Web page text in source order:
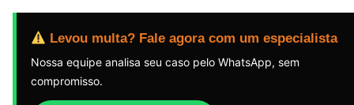
Levou multa? Fale agora com um especialista
Nossa equipe analisa seu caso pelo WhatsApp, sem
compromisso.